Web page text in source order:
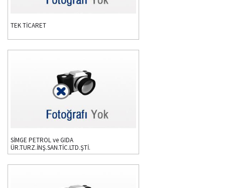
TEK TİCARET
SİMGE PETROL ve GIDA
ÜR.TURZ.İNŞ.SAN.TİC.LTD.ŞTİ.